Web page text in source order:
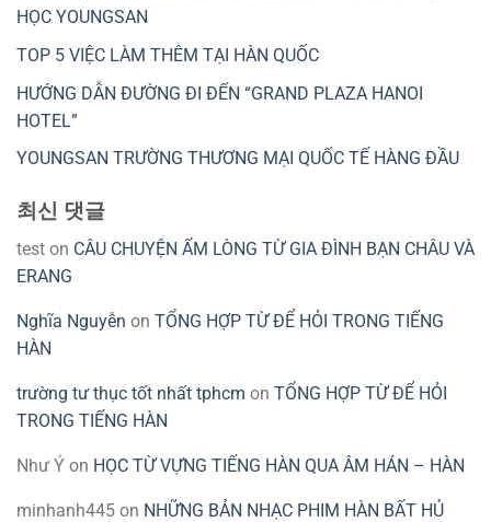
HỌC YOUNGSAN
TOP 5 VIỆC LÀM THÊM TẠI HÀN QUỐC
HƯỚNG DẪN ĐƯỜNG ĐI ĐẾN “GRAND PLAZA HANOI
HOTEL”
YOUNGSAN TRƯỜNG THƯƠNG MẠI QUỐC TẾ HÀNG ĐẦU
최신 댓글
test on CÂU CHUYỆN ẤM LÒNG TỪ GIA ĐÌNH BẠN CHÂU VÀ
ERANG
Nghĩa Nguyễn on TỔNG HỢP TỪ ĐỂ HỎI TRONG TIẾNG
HÀN
trường tư thục tốt nhất tphcm on TỔNG HỢP TỪ ĐỂ HỎI
TRONG TIẾNG HÀN
Như Ý on HỌC TỪ VỰNG TIẾNG HÀN QUA ÂM HÁN – HÀN
minhanh445 on NHỮNG BẢN NHẠC PHIM HÀN BẤT HỦ